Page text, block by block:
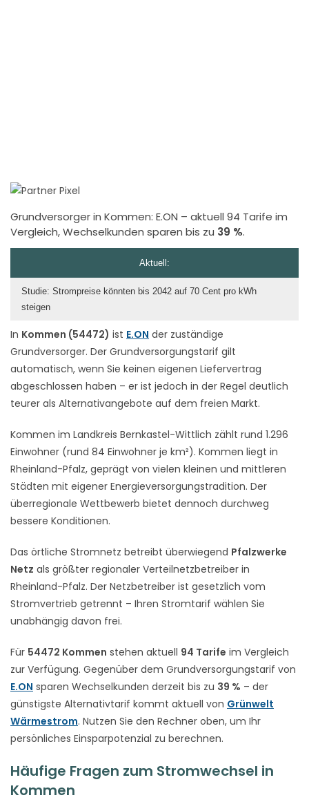
Grundversorger in Kommen: E.ON – aktuell 94 Tarife im
Vergleich, Wechselkunden sparen bis zu 39 %.
In Kommen (54472) ist E.ON der zuständige
Grundversorger. Der Grundversorgungstarif gilt
automatisch, wenn Sie keinen eigenen Liefervertrag
abgeschlossen haben – er ist jedoch in der Regel deutlich
teurer als Alternativangebote auf dem freien Markt.
Kommen im Landkreis Bernkastel-Wittlich zählt rund 1.296
Einwohner (rund 84 Einwohner je km²). Kommen liegt in
Rheinland-Pfalz, geprägt von vielen kleinen und mittleren
Städten mit eigener Energieversorgungstradition. Der
überregionale Wettbewerb bietet dennoch durchweg
bessere Konditionen.
Das örtliche Stromnetz betreibt überwiegend Pfalzwerke
Netz als größter regionaler Verteilnetzbetreiber in
Rheinland-Pfalz. Der Netzbetreiber ist gesetzlich vom
Stromvertrieb getrennt – Ihren Stromtarif wählen Sie
unabhängig davon frei.
Für 54472 Kommen stehen aktuell 94 Tarife im Vergleich
zur Verfügung. Gegenüber dem Grundversorgungstarif von
E.ON sparen Wechselkunden derzeit bis zu 39 % – der
günstigste Alternativtarif kommt aktuell von Grünwelt
Wärmestrom. Nutzen Sie den Rechner oben, um Ihr
persönliches Einsparpotenzial zu berechnen.
Häufige Fragen zum Stromwechsel in
Kommen
Aktuell:
Studie: Strompreise könnten bis 2042 auf 70 Cent pro kWh
steigen